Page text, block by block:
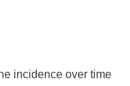
incidence over time